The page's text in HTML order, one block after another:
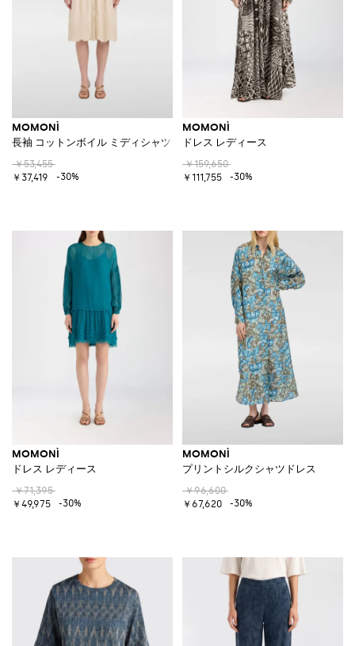
MOMONÌ
長袖 コットンボイル ミディシャツドレス
￥53,455
￥37,419
-30%
MOMONÌ
ドレス レディース
￥159,650
￥111,755
-30%
MOMONÌ
ドレス レディース
￥71,395
￥49,975
-30%
MOMONÌ
プリントシルクシャツドレス
￥96,600
￥67,620
-30%